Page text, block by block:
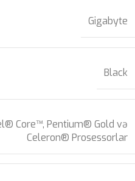
Gigabyte
Black
Core™, Pentium® Gold və
Celeron® Prosessorlar